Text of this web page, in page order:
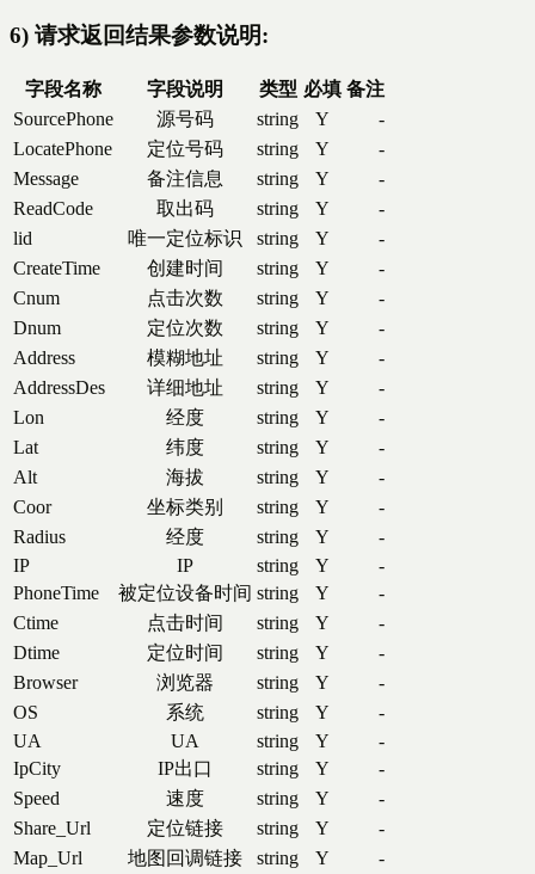
6) 请求返回结果参数说明:
字段名称 字段说明 类型 必填 备注
SourcePhone
源号码 string Y
-
LocatePhone
定位号码 string Y
-
Message
备注信息 string Y
-
ReadCode
取出码 string Y
-
lid
唯一定位标识 string Y
-
CreateTime
创建时间 string Y
-
Cnum
点击次数 string Y
-
Dnum
定位次数 string Y
-
Address
模糊地址 string Y
-
AddressDes
详细地址 string Y
-
Lon
经度 string Y
-
Lat
纬度 string Y
-
Alt
海拔 string Y
-
Coor
坐标类别 string Y
-
Radius
经度 string Y
-
IP
IP string Y
-
PhoneTime
被定位设备时间 string Y
-
Ctime
点击时间 string Y
-
Dtime
定位时间 string Y
-
Browser
浏览器 string Y
-
OS
系统 string Y
-
UA
UA string Y
-
IpCity
IP出口 string Y
-
Speed
速度 string Y
-
Share_Url
定位链接 string Y
-
Map_Url
地图回调链接 string Y
-